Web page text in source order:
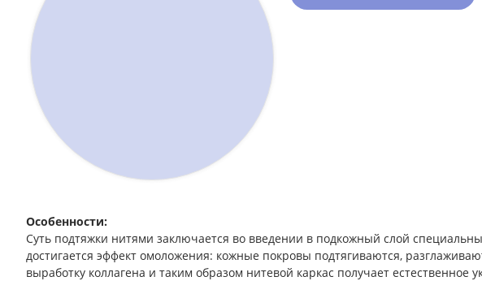
Особенности:
Суть подтяжки нитями заключается во введении в подкожный слой
достигается эффект омоложения: кожные покровы подтягиваются,
выработку коллагена и таким образом нитевой каркас получает